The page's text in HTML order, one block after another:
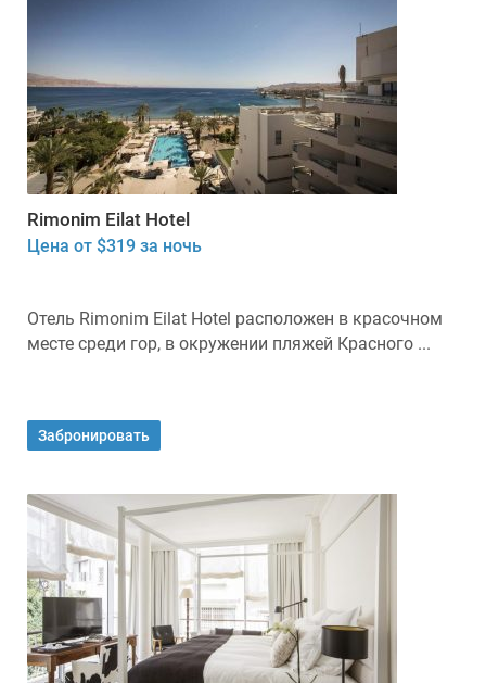
Rimonim Eilat Hotel
Цена от $319 за ночь
Отель Rimonim Eilat Hotel расположен в красочном
месте среди гор, в окружении пляжей Красного ...
Забронировать